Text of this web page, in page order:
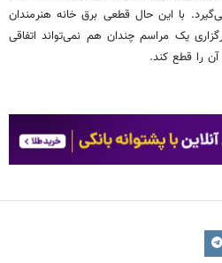
با این حال قطعی برق خانه هنرمندان
یک مراسم چندان هم نمی‌تواند اتفاقی
آن را قطع کند.